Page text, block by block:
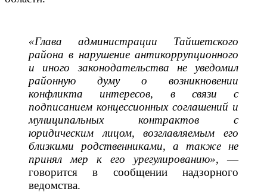
«Глава администрации Тайшетского
района в нарушение антикоррупционного
и иного законодательства не уведомил
районную думу о возникновении
конфликта интересов, в связи с
подписанием концессионных соглашений и
муниципальных контрактов с
юридическим лицом, возглавляемым его
близкими родственниками, а также не
принял мер к его урегулированию», —
говорится в сообщении надзорного
ведомства.